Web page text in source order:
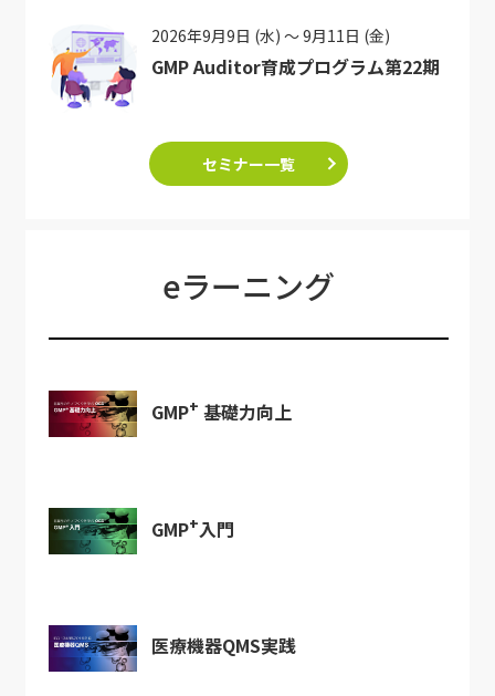
2026年9月9日 (水) ～ 9月11日 (金)
GMP Auditor育成プログラム第22期
セミナー一覧
eラーニング
GMP+ 基礎力向上
GMP+入門
医療機器QMS実践